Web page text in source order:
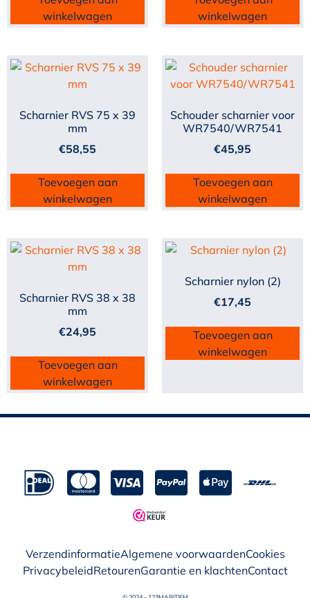
winkelwagen
winkelwagen
Scharnier RVS 75 x 39
mm
€58,55
Toevoegen aan
winkelwagen
Schouder scharnier voor
WR7540/WR7541
€45,95
Toevoegen aan
winkelwagen
Scharnier RVS 38 x 38
mm
€24,95
Toevoegen aan
winkelwagen
Scharnier nylon (2)
€17,45
Toevoegen aan
winkelwagen
VerzendinformatieAlgemene voorwaardenCookies
PrivacybeleidRetourenGarantie en klachtenContact